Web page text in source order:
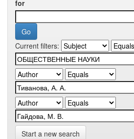
for
Current filters:
Start a new search